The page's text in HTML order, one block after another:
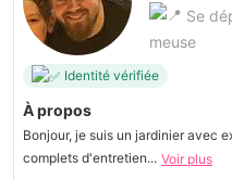
Se
meuse
Identité vérifiée
À propos
Bonjour, je suis un jardinier avec
complets d'entretien... Voir plus